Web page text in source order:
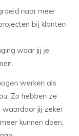
naar meer
bij klanten
waar jij je
werken als
Zo hebben ze
waardoor jij zeker
kunnen doen,